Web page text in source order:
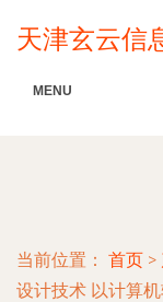
天津玄云信
MENU
当前位置： 首页 >
设计技术 以计算